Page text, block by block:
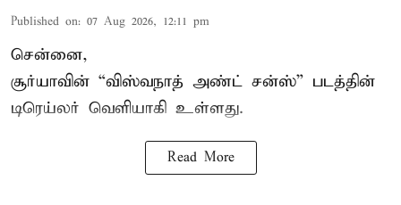
Published on: 07 Aug 2026, 12:11 pm
சென்னை,
சூர்யாவின் “விஸ்வநாத் அண்ட் சன்ஸ்” படத்தின்
டிரெய்லர் வெளியாகி உள்ளது.
Read More